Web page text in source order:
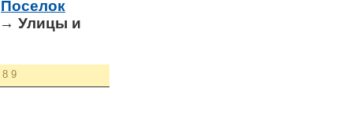
Поселок
→ Улицы и
8 9